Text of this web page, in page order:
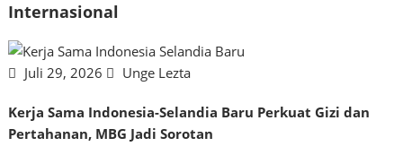
Internasional
Juli 29, 2026 Unge Lezta
Kerja Sama Indonesia-Selandia Baru Perkuat Gizi dan
Pertahanan, MBG Jadi Sorotan